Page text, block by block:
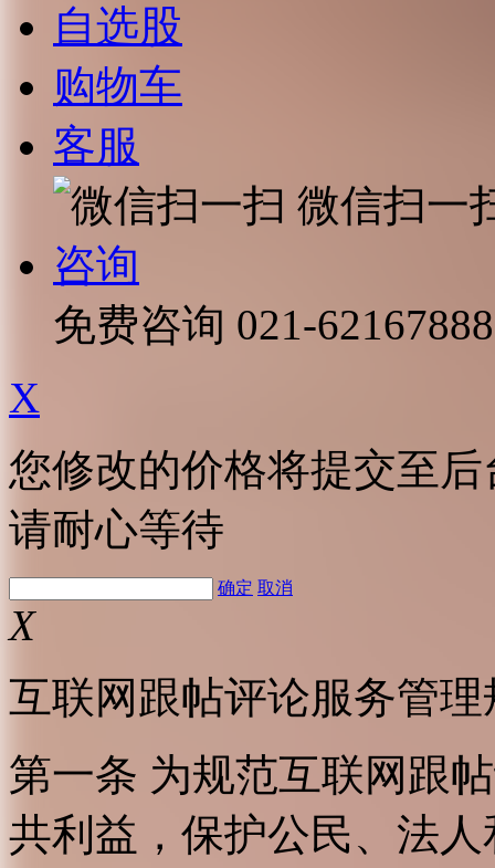
自选股
购物车
客服
微信扫一
咨询
免费咨询 021-62167888
X
您修改的价格将提交至
请耐心等待
确定 取消
X
互联网跟帖评论服务管理
第一条 为规范互联网跟
共利益，保护公民、法